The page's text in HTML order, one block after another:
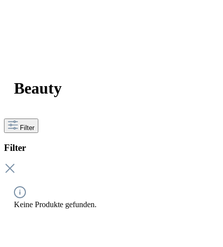
Beauty
Filter
Filter
Keine Produkte gefunden.